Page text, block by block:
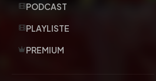
PODCAST
PLAYLISTE
PREMIUM